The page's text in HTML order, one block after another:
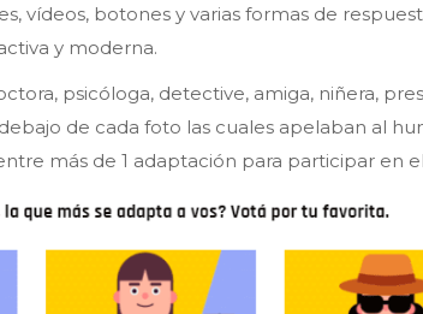
vídeos, botones y varias formas de
y moderna.
psicóloga, detective, amiga, niñera,
de cada foto las cuales apelaban al
más de 1 adaptación para participar en